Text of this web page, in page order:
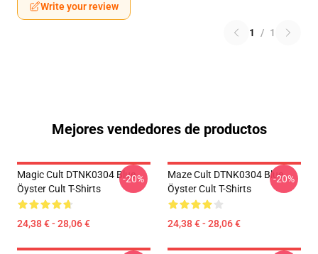
Write your review
1 / 1
Mejores vendedores de productos
Magic Cult DTNK0304 Blue
Öyster Cult T-Shirts
24,38 € - 28,06 €
-20%
Maze Cult DTNK0304 Blue
Öyster Cult T-Shirts
24,38 € - 28,06 €
-20%